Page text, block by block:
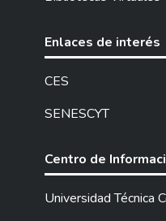
formativa,
Además,
través del
Enlaces de interés
CES
SENESCYT
Centro de
Universidad Técnica